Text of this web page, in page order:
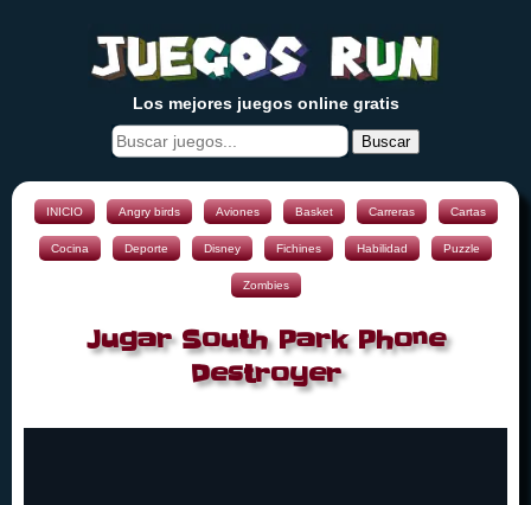
Los mejores juegos online gratis
Buscar
INICIO Angry birds Aviones Basket Carreras Cartas
Cocina Deporte Disney Fichines Habilidad Puzzle
Zombies
Jugar South Park Phone
Destroyer